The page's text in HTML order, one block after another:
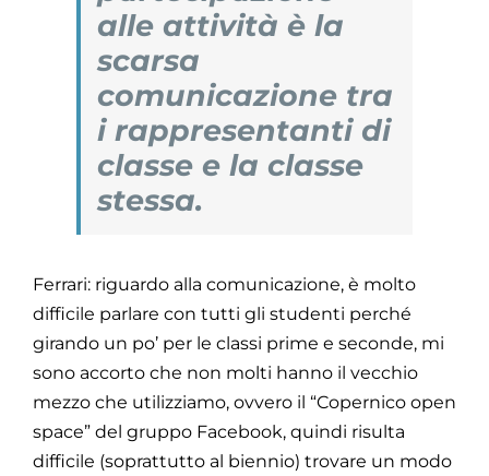
alle attività è la
scarsa
comunicazione tra
i rappresentanti di
classe e la classe
stessa.
Ferrari: riguardo alla comunicazione, è molto
difficile parlare con tutti gli studenti perché
girando un po’ per le classi prime e seconde, mi
sono accorto che non molti hanno il vecchio
mezzo che utilizziamo, ovvero il “Copernico open
space” del gruppo Facebook, quindi risulta
difficile (soprattutto al biennio) trovare un modo